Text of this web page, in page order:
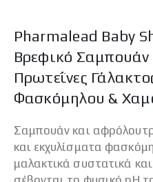
Pharmalead Baby
Βρεφικό
Πρωτεΐνες
Φασκόμηλου &
Σαμπουάν και
και εκχυλίσματα
μαλακτικά συστατικά